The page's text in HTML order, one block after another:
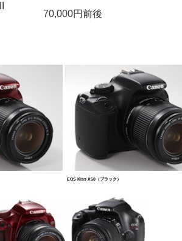
70,000円前後
EOS Kiss X50（ブラック）